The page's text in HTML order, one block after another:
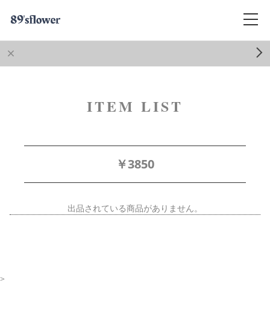
ITEM LIST
￥3850
出品されている商品がありません。
>